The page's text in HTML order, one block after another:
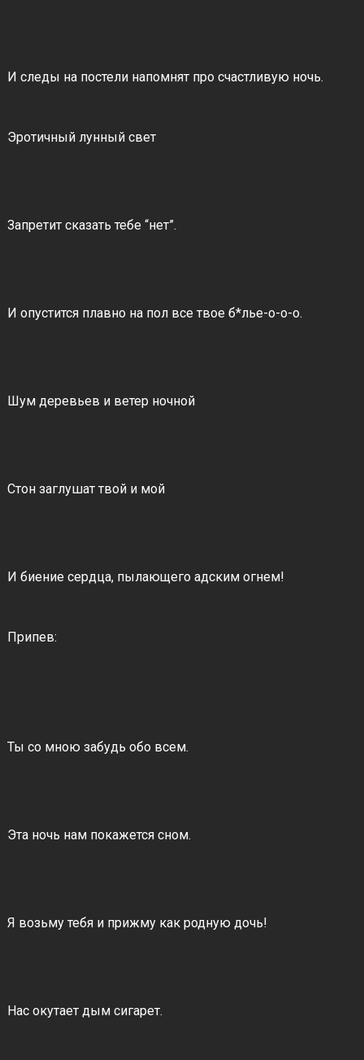
И следы на постели напомнят про счастливую ночь.
Эротичный лунный свет
Запретит сказать тебе “нет”.
И опустится плавно на пол все твое б*лье-о-о-о.
Шум деревьев и ветер ночной
Стон заглушат твой и мой
И биение сердца, пылающего адским огнем!
Припев:
Ты со мною забудь обо всем.
Эта ночь нам покажется сном.
Я возьму тебя и прижму как родную дочь!
Нас окутает дым сигарет.